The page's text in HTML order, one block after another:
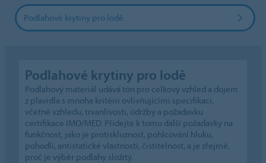
Podlahové krytiny pro lodě
Podlahové krytiny pro lodě
Podlahový materiál udává tón pro celkový vzhled a dojem
z plavidla s mnoha kritérii ovlivňujícími specifikaci,
včetně vzhledu, trvanlivosti, údržby a požadavku
certifikace IMO/MED. Přidejte k tomu další požadavky na
funkčnost, jako je protiskluznost, pohlcování hluku,
pohodlí, antistatické vlastnosti, čistitelnost, a je zřejmé,
proč je výběr podlahy složitý.